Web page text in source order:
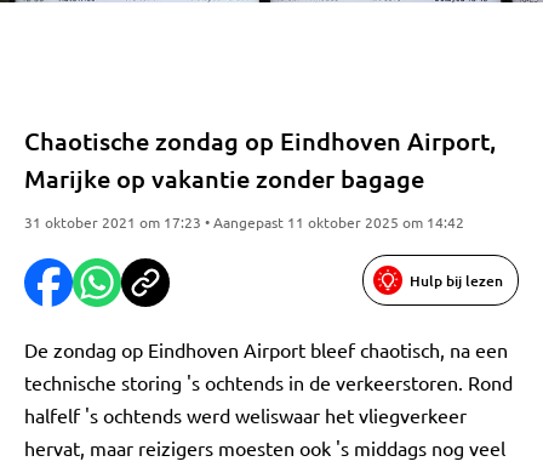
Chaotische zondag op Eindhoven Airport,
Marijke op vakantie zonder bagage
31 oktober 2021 om 17:23 • Aangepast 11 oktober 2025 om 14:42
Hulp bij lezen
De zondag op Eindhoven Airport bleef chaotisch, na een
technische storing 's ochtends in de verkeerstoren. Rond
halfelf 's ochtends werd weliswaar het vliegverkeer
hervat, maar reizigers moesten ook 's middags nog veel